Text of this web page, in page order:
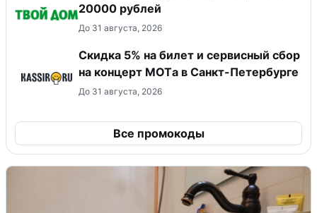
20000 рублей
До 31 августа, 2026
Скидка 5% на билет и сервисный сбор
на концерт MOTа в Санкт-Петербурге
До 31 августа, 2026
Все промокоды